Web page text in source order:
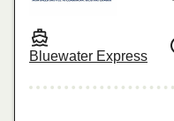
Bluewater Express